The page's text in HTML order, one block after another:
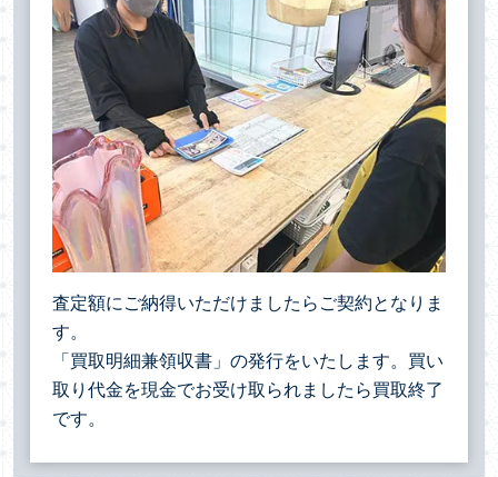
査定額にご納得いただけましたらご契約となりま
す。
「買取明細兼領収書」の発行をいたします。買い
取り代金を現金でお受け取られましたら買取終了
です。